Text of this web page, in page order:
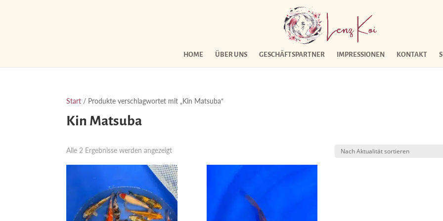
HOME ÜBER UNS GESCHÄFTSPARTNER IMPRESSIONEN KONTAKT
Start / Produkte verschlagwortet mit „Kin Matsuba“
Kin Matsuba
Alle 2 Ergebnisse werden angezeigtNach
sortiert